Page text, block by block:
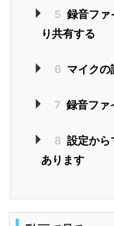
5 録音ファ
り共有する
6 マイクの
7 録音ファ
8 設定から
あります